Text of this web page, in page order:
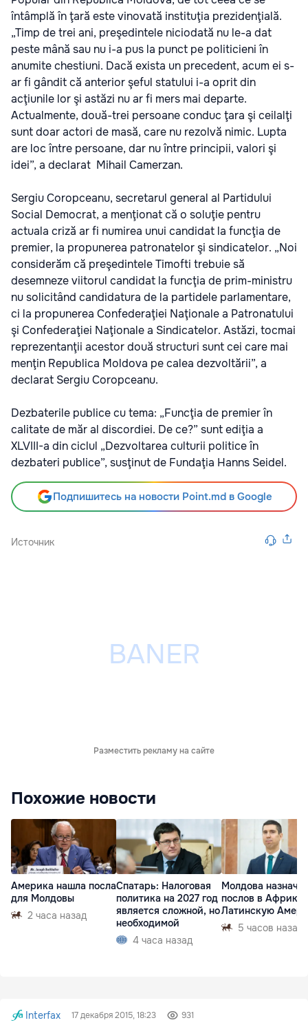
întâmplă în ţară este vinovată instituţia prezidenţială.
„Timp de trei ani, preşedintele niciodată nu le-a dat
peste mână sau nu i-a pus la punct pe politicieni în
anumite chestiuni. Dacă exista un precedent, acum ei s-
ar fi gândit că anterior şeful statului i-a oprit din
acţiunile lor şi astăzi nu ar fi mers mai departe.
Actualmente, două-trei persoane conduc ţara şi ceilalţi
sunt doar actori de masă, care nu rezolvă nimic. Lupta
are loc între persoane, dar nu între principii, valori şi
idei”, a declarat Mihail Camerzan.
Sergiu Coropceanu, secretarul general al Partidului
Social Democrat, a menţionat că o soluţie pentru
actuala criză ar fi numirea unui candidat la funcţia de
premier, la propunerea patronatelor şi sindicatelor. „Noi
considerăm că preşedintele Timofti trebuie să
desemneze viitorul candidat la funcţia de prim-ministru
nu solicitând candidatura de la partidele parlamentare,
ci la propunerea Confederaţiei Naţionale a Patronatului
şi Confederaţiei Naţionale a Sindicatelor. Astăzi, tocmai
reprezentanţii acestor două structuri sunt cei care mai
menţin Republica Moldova pe calea dezvoltării”, a
declarat Sergiu Coropceanu.
Dezbaterile publice cu tema: „Funcţia de premier în
calitate de măr al discordiei. De ce?” sunt ediţia a
XLVIII-a din ciclul „Dezvoltarea culturii politice în
dezbateri publice”, susţinut de Fundaţia Hanns Seidel.
Подпишитесь на новости Point.md в Google
Источник
Разместить рекламу на сайте
Похожие новости
Америка нашла посла
для Молдовы
2 часа назад
Спатарь: Налоговая
политика на 2027 год
является сложной, но
необходимой
4 часа назад
Молдова
послов в Африку
Латинскую
5 часов назад
Interfax 17 декабря 2015, 18:23 931